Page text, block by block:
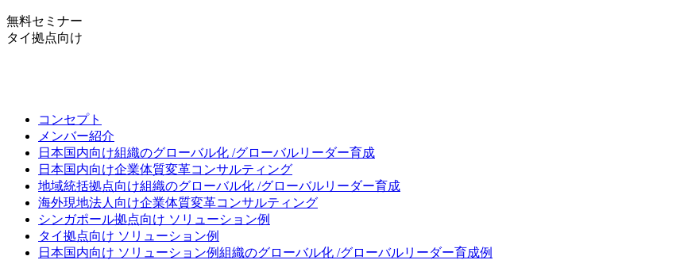
無料セミナー
タイ拠点向け
コンセプト
メンバー紹介
日本国内向け組織のグローバル化 /グローバルリーダー育成
日本国内向け企業体質変革コンサルティング
地域統括拠点向け組織のグローバル化 /グローバルリーダー育成
海外現地法人向け企業体質変革コンサルティング
シンガポール拠点向け ソリューション例
タイ拠点向け ソリューション例
日本国内向け ソリューション例組織のグローバル化 /グローバルリーダー育成例